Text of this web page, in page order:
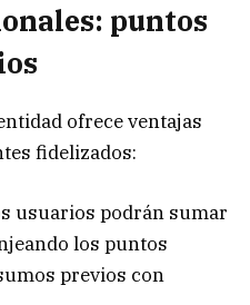
puntos
ofrece ventajas
fidelizados:
usuarios podrán sumar
los puntos
previos con